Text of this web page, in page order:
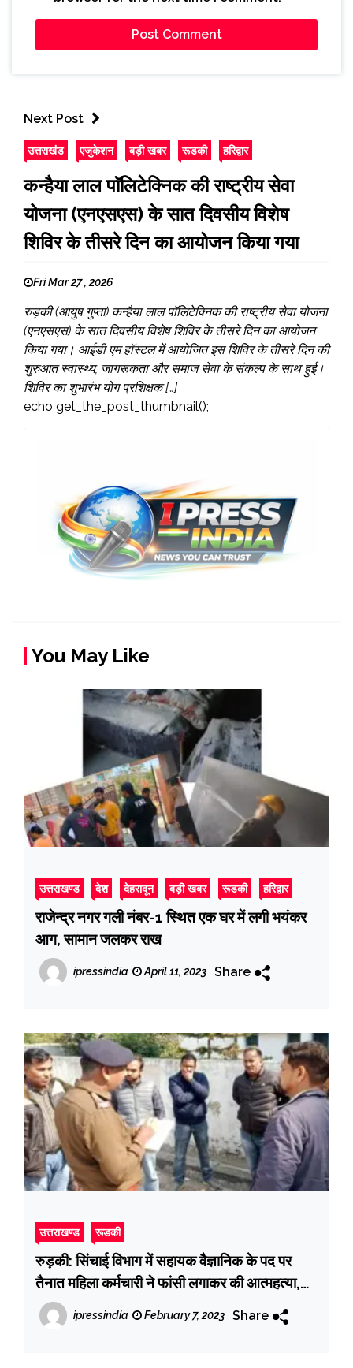
Next Post
उत्तराखंड एजुकेशन बड़ी खबर रूडकी हरिद्वार
कन्हैया लाल पाॅलिटेक्निक की राष्ट्रीय सेवा
योजना (एनएसएस) के सात दिवसीय विशेष
शिविर के तीसरे दिन का आयोजन किया गया
Fri Mar 27 , 2026
रुड़की (आयुष गुप्ता) कन्हैया लाल पाॅलिटेक्निक की राष्ट्रीय सेवा योजना
(एनएसएस) के सात दिवसीय विशेष शिविर के तीसरे दिन का आयोजन
किया गया। आईडी एम हाॅस्टल में आयोजित इस शिविर के तीसरे दिन की
शुरुआत स्वास्थ्य, जागरूकता और समाज सेवा के संकल्प के साथ हुई।
शिविर का शुभारंभ योग प्रशिक्षक […]
echo get_the_post_thumbnail();
You May Like
उत्तराखण्ड देश देहरादून बड़ी खबर रूडकी हरिद्वार
राजेन्द्र नगर गली नंबर-1 स्थित एक घर में लगी भयंकर
आग, सामान जलकर राख
ipressindia April 11, 2023 Share
उत्तराखण्ड रूडकी
रुड़की: सिंचाई विभाग में सहायक वैज्ञानिक के पद पर
तैनात महिला कर्मचारी ने फांसी लगाकर की आत्महत्या,
कारणों का नहीं चला पता
ipressindia February 7, 2023 Share